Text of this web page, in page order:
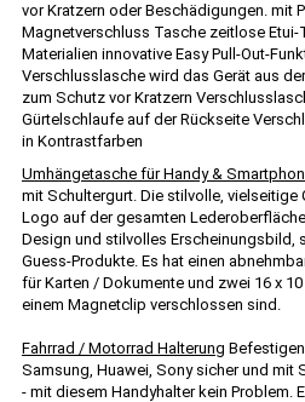
vor Kratzern oder Beschädigungen. mit
Magnetverschluss Tasche zeitlose
Materialien innovative Easy Pull-Out-
Verschlusslasche wird das Gerät aus
zum Schutz vor Kratzern
Gürtelschlaufe auf der Rückseite
in Kontrastfarben
Umhängetasche für Handy &
mit Schultergurt. Die stilvolle, vielseitige
Logo auf der gesamten
Design und stilvolles Erscheinungsbild,
Guess-Produkte. Es hat einen
für Karten / Dokumente und zwei 16 x
einem Magnetclip verschlossen sind.
Fahrrad / Motorrad Halterung
Samsung, Huawei, Sony sicher und mit
- mit diesem Handyhalter kein Problem.